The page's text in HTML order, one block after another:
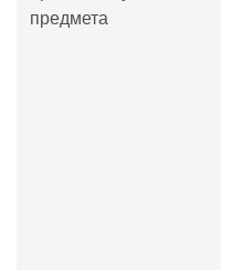
предмета